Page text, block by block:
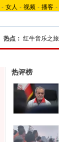
- 女人 - 视频 - 播客 -
热点： 红牛音乐之旅
热评榜